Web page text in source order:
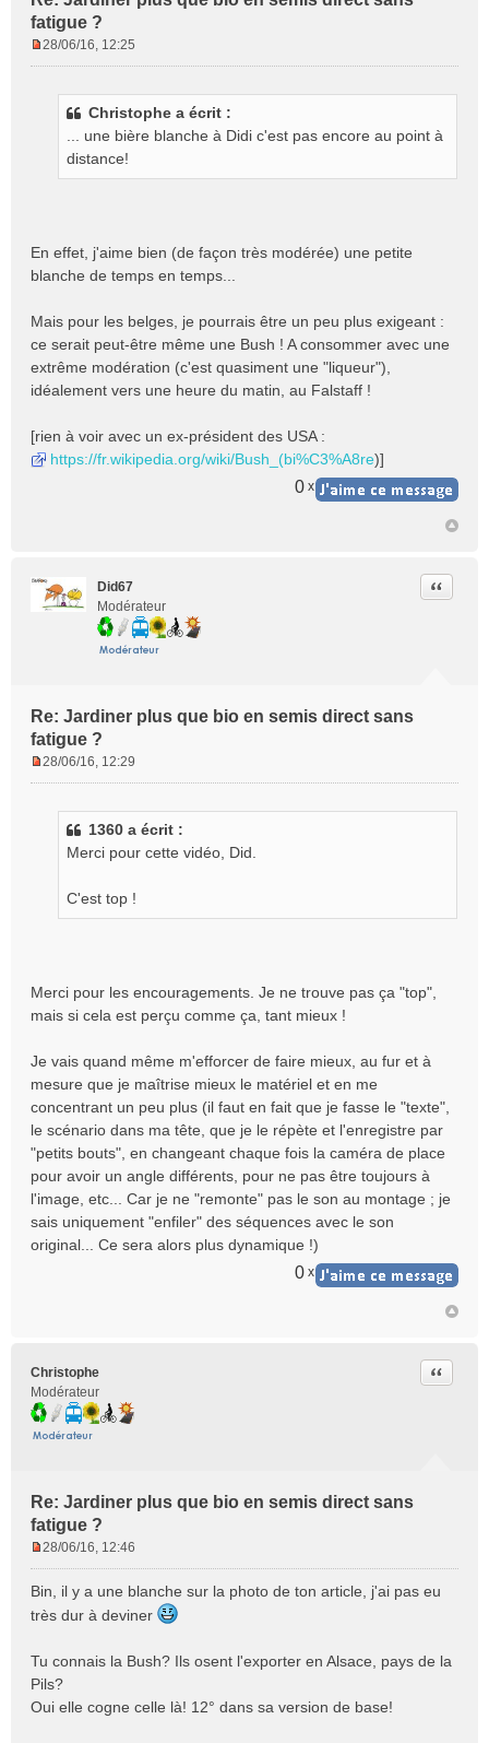
fatigue ?
l
u
28/06/16, 12:25
Christophe a écrit :
... une bière blanche à Didi c'est pas encore au point à
distance!
En effet, j'aime bien (de façon très modérée) une petite
blanche de temps en temps...
Mais pour les belges, je pourrais être un peu plus exigeant :
ce serait peut-être même une Bush ! A consommer avec une
extrême modération (c'est quasiment une "liqueur"),
idéalement vers une heure du matin, au Falstaff !
[rien à voir avec un ex-président des USA :
https://fr.wikipedia.org/wiki/Bush_(bi%C3%A8re)]
0 x
Did67
Modérateur
Re: Jardiner plus que bio en semis direct sans
fatigue ?
Citer
u
28/06/16, 12:29
1360 a écrit :
Merci pour cette vidéo, Did.
C'est top !
Merci pour les encouragements. Je ne trouve pas ça "top",
mais si cela est perçu comme ça, tant mieux !
Je vais quand même m'efforcer de faire mieux, au fur et à
mesure que je maîtrise mieux le matériel et en me
concentrant un peu plus (il faut en fait que je fasse le "texte",
le scénario dans ma tête, que je le répète et l'enregistre par
"petits bouts", en changeant chaque fois la caméra de place
pour avoir un angle différents, pour ne pas être toujours à
l'image, etc... Car je ne "remonte" pas le son au montage ; je
sais uniquement "enfiler" des séquences avec le son
original... Ce sera alors plus dynamique !)
0 x
Christophe
Modérateur
Re: Jardiner plus que bio en semis direct sans
fatigue ?
Citer
s
s
g
e
28/06/16, 12:46
Bin, il y a une blanche sur la photo de ton article, j'ai pas eu
très dur à deviner
Tu connais la Bush? Ils osent l'exporter en Alsace, pays de la
Pils?
Oui elle cogne celle là! 12° dans sa version de base!